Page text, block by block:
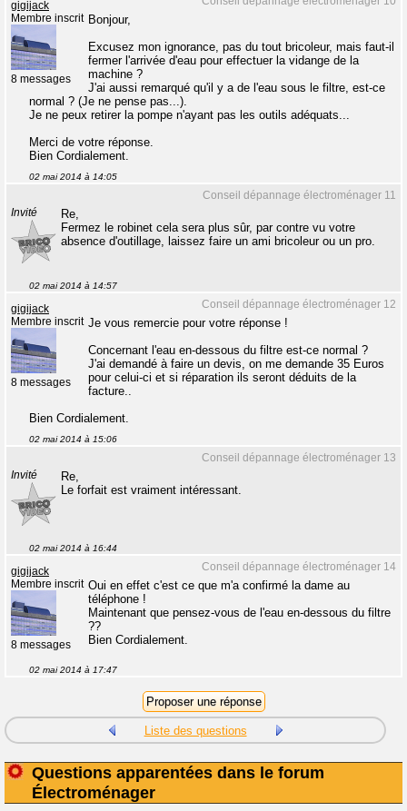
gigijack
Membre inscrit
8 messages
Bonjour,
Excusez mon ignorance, pas du tout bricoleur, mais faut-il
fermer l'arrivée d'eau pour effectuer la vidange de la
machine ?
J'ai aussi remarqué qu'il y a de l'eau sous le filtre, est-ce
normal ? (Je ne pense pas...).
Je ne peux retirer la pompe n'ayant pas les outils adéquats...
Merci de votre réponse.
Bien Cordialement.
02 mai 2014 à 14:05
Conseil dépannage électroménager 11
Invité
Re,
Fermez le robinet cela sera plus sûr, par contre vu votre
absence d'outillage, laissez faire un ami bricoleur ou un pro.
02 mai 2014 à 14:57
Conseil dépannage électroménager 12
gigijack
Membre inscrit
8 messages
Je vous remercie pour votre réponse !
Concernant l'eau en-dessous du filtre est-ce normal ?
J'ai demandé à faire un devis, on me demande 35 Euros
pour celui-ci et si réparation ils seront déduits de la
facture..
Bien Cordialement.
02 mai 2014 à 15:06
Conseil dépannage électroménager 13
Invité
Re,
Le forfait est vraiment intéressant.
02 mai 2014 à 16:44
Conseil dépannage électroménager 14
gigijack
Membre inscrit
8 messages
Oui en effet c'est ce que m'a confirmé la dame au
téléphone !
Maintenant que pensez-vous de l'eau en-dessous du filtre
??
Bien Cordialement.
02 mai 2014 à 17:47
Liste des questions
Questions apparentées dans le forum
Électroménager